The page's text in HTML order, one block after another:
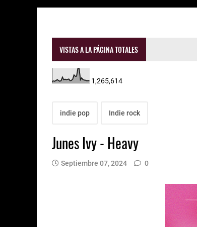
VISTAS A LA PÁGINA TOTALES
1,265,614
indie pop Indie rock
Junes Ivy - Heavy
Septiembre 07, 2024 0